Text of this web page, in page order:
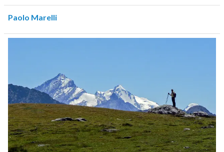
Paolo Marelli